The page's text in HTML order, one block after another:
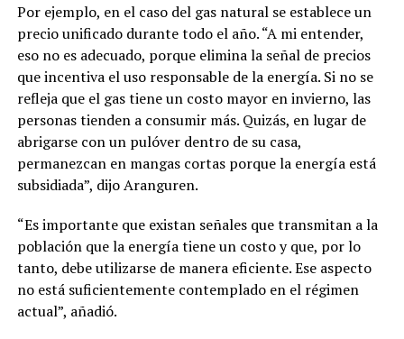
Por ejemplo, en el caso del gas natural se establece un
precio unificado durante todo el año. “A mi entender,
eso no es adecuado, porque elimina la señal de precios
que incentiva el uso responsable de la energía. Si no se
refleja que el gas tiene un costo mayor en invierno, las
personas tienden a consumir más. Quizás, en lugar de
abrigarse con un pulóver dentro de su casa,
permanezcan en mangas cortas porque la energía está
subsidiada”, dijo Aranguren.
“Es importante que existan señales que transmitan a la
población que la energía tiene un costo y que, por lo
tanto, debe utilizarse de manera eficiente. Ese aspecto
no está suficientemente contemplado en el régimen
actual”, añadió.